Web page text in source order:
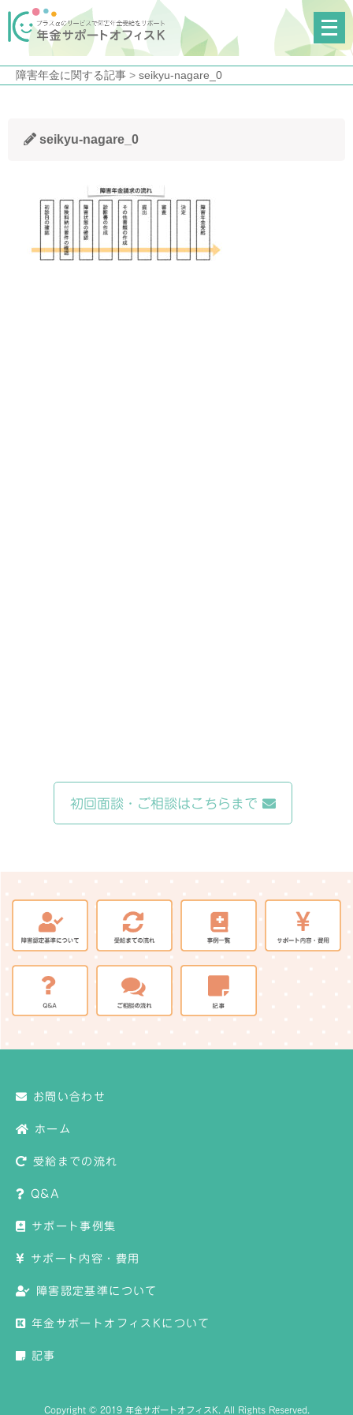
メ
ニ
ュ
ー
障害年金に関する記事 > seikyu-nagare_0
seikyu-nagare_0
初回面談・ご相談はこちらまで
お問い合わせ
ホーム
受給までの流れ
Q&A
サポート事例集
サポート内容・費用
障害認定基準について
年金サポートオフィスKについて
記事
Copyright © 2019 年金サポートオフィスK. All Rights Reserved.